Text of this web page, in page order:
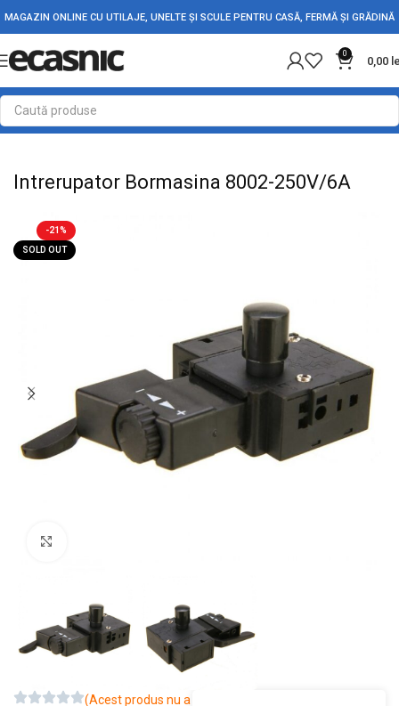
MAGAZIN ONLINE CU UTILAJE, UNELTE ȘI SCULE PENTRU CASĂ, FERMĂ ȘI GRĂDINĂ
0
0,00
Prima pagină Electrice Intrerupatoare - Butoane
Intrerupator Bormasina 8002-250V/6A
-21%
SOLD OUT
(Acest produs nu a